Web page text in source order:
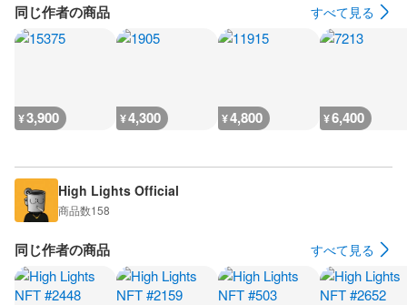
同じ作者の商品 すべて見る
¥3,900 ¥4,300 ¥4,800 ¥6,400
High Lights Official
商品数158
同じ作者の商品 すべて見る